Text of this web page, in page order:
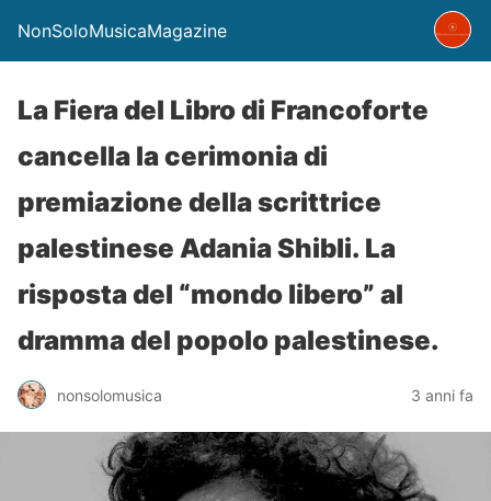
NonSoloMusicaMagazine
La Fiera del Libro di Francoforte
cancella la cerimonia di
premiazione della scrittrice
palestinese Adania Shibli. La
risposta del “mondo libero” al
dramma del popolo palestinese.
nonsolomusica 3 anni fa